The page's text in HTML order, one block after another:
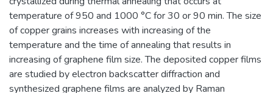
решению практикоориентированной
задачи мирового уровня – диагностике
и терапии на клеточном уровне
социально-значимых заболеваний
человека.
temperature of 950 and 1000 °C for 30 or 90 min. The size
of copper grains increases with increasing of the
temperature and the time of annealing that results in
increasing of graphene film size. The deposited copper films
are studied by electron backscatter diffraction and
synthesized graphene films are analyzed by Raman